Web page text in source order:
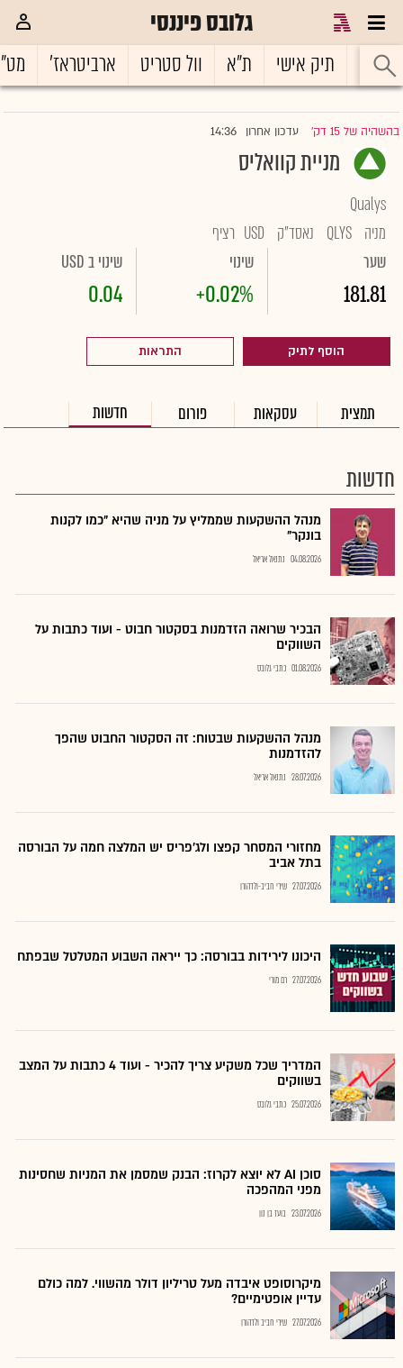
גלובס פיננסי
ראשי תיק אישי ת"א וול סטריט ארביטראז'
בהשהיה של 15 דק' |עדכון אחרון 14:36
מניית קוואליס
Qualys
מניה QLYS נאסד"ק USD רציף
שער
181.81
שינוי
+0.02%
שינוי ב USD
0.04
הוסף לתיק התראות
תמצית עסקאות פורום חדשות
חדשות
מנהל ההשקעות שממליץ על מניה שהיא "כמו לקנות
בונקר"
04.08.2026 נתנאל אריאל
הבכיר שרואה הזדמנות בסקטור חבוט - ועוד כתבות על
השווקים
01.08.2026 כתבי גלובס
מנהל ההשקעות שבטוח: זה הסקטור החבוט שהפך
להזדמנות
28.07.2026 נתנאל אריאל
מחזורי המסחר קפצו ולג'פריס יש המלצה חמה על הבורסה
בתל אביב
27.07.2026 שירי חביב-ולדהורן
היכונו לירידות בבורסה: כך ייראה השבוע המטלטל שבפתח
27.07.2026 רם מורי
המדריך שכל משקיע צריך להכיר - ועוד 4 כתבות על המצב
בשווקים
25.07.2026 כתבי גלובס
סוכן AI לא יוצא לקרוז: הבנק שמסמן את המניות שחסינות
מפני המהפכה
23.07.2026 בועז בן נון
מיקרוסופט איבדה מעל טריליון דולר מהשווי. למה כולם
עדיין אופטימיים?
27.07.2026 שירי חביב ולדהורן